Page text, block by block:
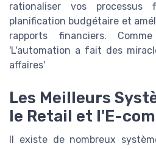
rationaliser vos processus
planification budgétaire et
rapports financiers.
'L'automation a fait des
affaires'
Les Meilleurs
le Retail et l'E-
Il existe de nombreux